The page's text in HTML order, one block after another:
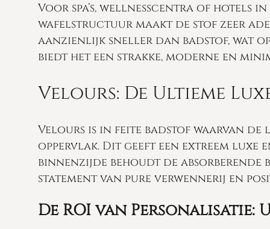
Voor spa’s, wellnesscentra of hotels
wafelstructuur maakt de stof zeer
aanzienlijk sneller dan badstof, wat
biedt het een strakke, moderne en
Velours: De Ultieme
Velours is in feite badstof waarvan
oppervlak. Dit geeft een extreem luxe
binnenzijde behoudt de
statement van pure verwennerij en
De ROI van